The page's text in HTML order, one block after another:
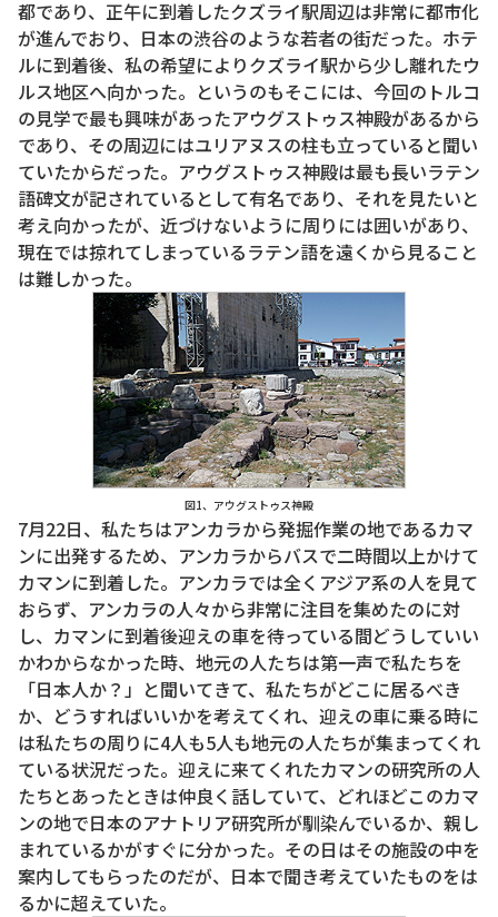
都であり、正午に到着したクズライ駅周辺は非常に都市化
が進んでおり、日本の渋谷のような若者の街だった。ホテ
ルに到着後、私の希望によりクズライ駅から少し離れたウ
ルス地区へ向かった。というのもそこには、今回のトルコ
の見学で最も興味があったアウグストゥス神殿があるから
であり、その周辺にはユリアヌスの柱も立っていると聞い
ていたからだった。アウグストゥス神殿は最も長いラテン
語碑文が記されているとして有名であり、それを見たいと
考え向かったが、近づけないように周りには囲いがあり、
現在では掠れてしまっているラテン語を遠くから見ること
は難しかった。
図1、アウグストゥス神殿
7月22日、私たちはアンカラから発掘作業の地であるカマ
ンに出発するため、アンカラからバスで二時間以上かけて
カマンに到着した。アンカラでは全くアジア系の人を見て
おらず、アンカラの人々から非常に注目を集めたのに対
し、カマンに到着後迎えの車を待っている間どうしていい
かわからなかった時、地元の人たちは第一声で私たちを
「日本人か？」と聞いてきて、私たちがどこに居るべき
か、どうすればいいかを考えてくれ、迎えの車に乗る時に
は私たちの周りに4人も5人も地元の人たちが集まってくれ
ている状況だった。迎えに来てくれたカマンの研究所の人
たちとあったときは仲良く話していて、どれほどこのカマ
ンの地で日本のアナトリア研究所が馴染んでいるか、親し
まれているかがすぐに分かった。その日はその施設の中を
案内してもらったのだが、日本で聞き考えていたものをは
るかに超えていた。